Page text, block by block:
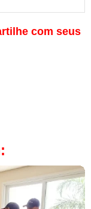
com seus